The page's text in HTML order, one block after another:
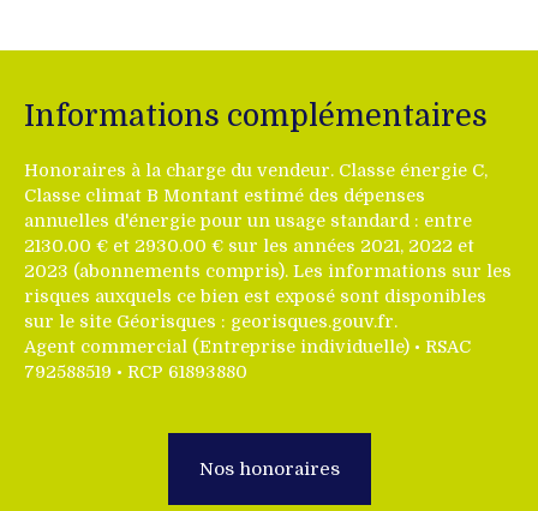
Informations complémentaires
Honoraires à la charge du vendeur. Classe énergie C,
Classe climat B Montant estimé des dépenses
annuelles d'énergie pour un usage standard : entre
2130.00 € et 2930.00 € sur les années 2021, 2022 et
2023 (abonnements compris). Les informations sur les
risques auxquels ce bien est exposé sont disponibles
sur le site Géorisques : georisques.gouv.fr.
Agent commercial (Entreprise individuelle) • RSAC
792588519 • RCP 61893880
Nos honoraires